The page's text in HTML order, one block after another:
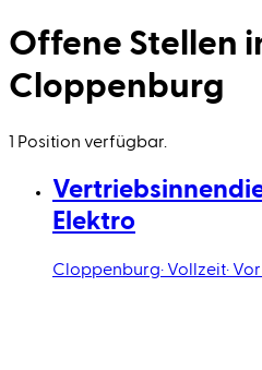
Offene Stellen
Cloppenburg
1 Position verfügbar.
Elektro
Cloppenburg· Vollzeit·